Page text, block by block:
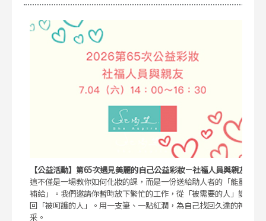
【公益活動】第65次遇見美麗的自己公益彩妝－社福人員與親友
這不僅是一場教你如何化妝的課，而是一份送給助人者的「能量
補給」。我們邀請你暫時放下繁忙的工作，從「被需要的人」變
回「被呵護的人」。用一支筆、一點紅潤，為自己找回久違的神
采。